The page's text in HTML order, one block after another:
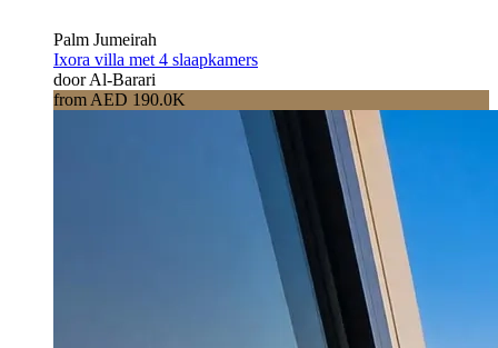
Palm Jumeirah
Ixora villa met 4 slaapkamers
door Al-Barari
from AED 190.0K